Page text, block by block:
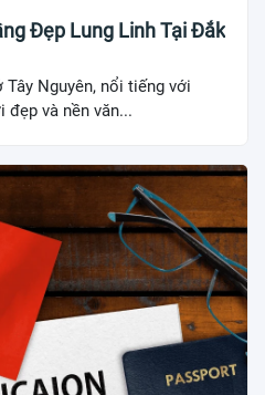
Đẹp Lung Linh Tại Đắk
Nguyên, nổi tiếng với
đẹp và nền văn...